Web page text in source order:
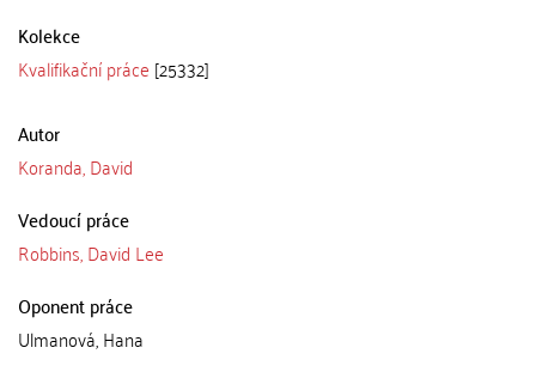
Kolekce
Kvalifikační práce [25332]
Autor
Koranda, David
Vedoucí práce
Robbins, David Lee
Oponent práce
Ulmanová, Hana